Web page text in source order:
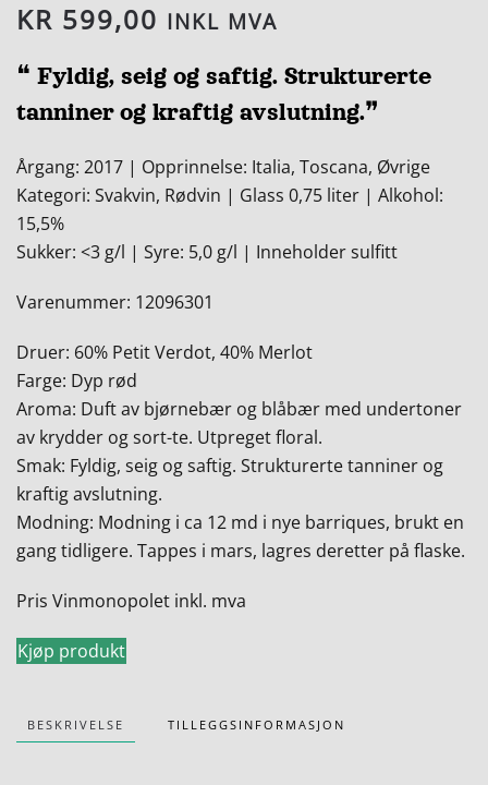
KR 599,00 INKL MVA
❝ Fyldig, seig og saftig. Strukturerte
tanniner og kraftig avslutning.❞
Årgang: 2017 | Opprinnelse: Italia, Toscana, Øvrige
Kategori: Svakvin, Rødvin | Glass 0,75 liter | Alkohol:
15,5%
Sukker: <3 g/l | Syre: 5,0 g/l | Inneholder sulfitt
Varenummer: 12096301
Druer: 60% Petit Verdot, 40% Merlot
Farge: Dyp rød
Aroma: Duft av bjørnebær og blåbær med undertoner
av krydder og sort-te. Utpreget floral.
Smak: Fyldig, seig og saftig. Strukturerte tanniner og
kraftig avslutning.
Modning: Modning i ca 12 md i nye barriques, brukt en
gang tidligere. Tappes i mars, lagres deretter på flaske.
Pris Vinmonopolet inkl. mva
Kjøp produkt
BESKRIVELSE TILLEGGSINFORMASJON